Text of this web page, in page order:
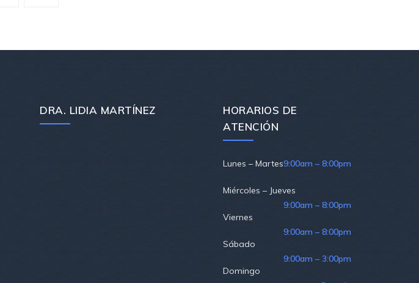
DRA. LIDIA MARTÍNEZ
HORARIOS DE
ATENCIÓN
Lunes – Martes9:00am – 8:00pm
Miércoles – Jueves
9:00am – 8:00pm
Viernes
9:00am – 8:00pm
Sábado
9:00am – 3:00pm
Domingo